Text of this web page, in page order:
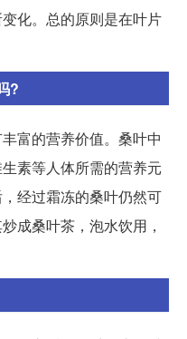
化。总的原则是在叶片
?
富的营养价值。桑叶中
素等人体所需的营养元
经过霜冻的桑叶仍然可
成桑叶茶，泡水饮用，